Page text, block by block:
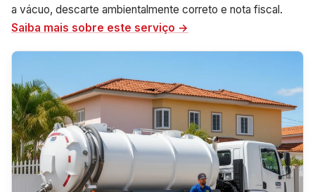
a vácuo, descarte ambientalmente correto e nota fiscal.
Saiba mais sobre este serviço →